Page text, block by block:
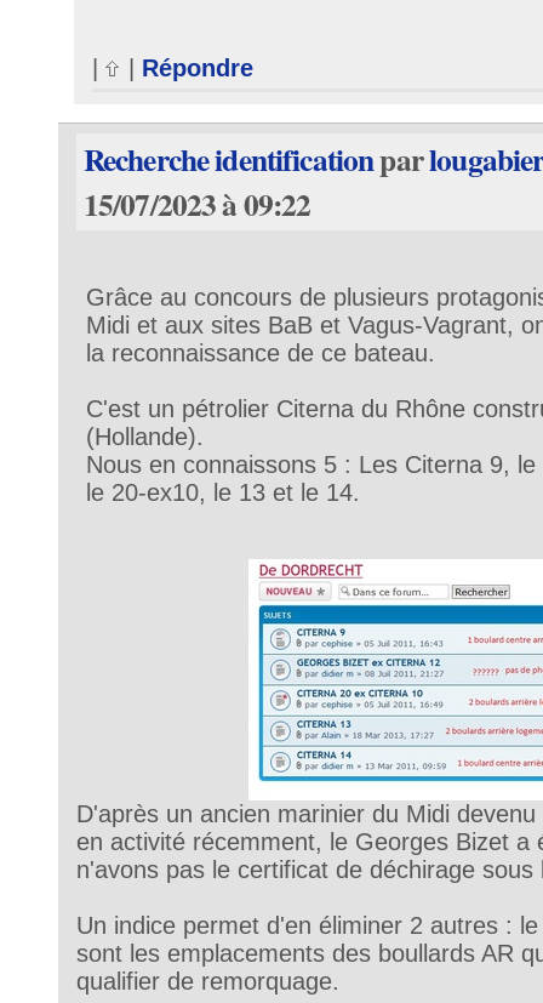
Répondre
Recherche identificationpar
15/07/2023 à 09:22
Grâce au concours de plusieurs
Midi et aux sites BaB et Vagus-Vagrant,
la reconnaissance de ce bateau.
C'est un pétrolier Citerna du Rhône
(Hollande).
Nous en connaissons 5 : Les Citerna 9,
le 20-ex10, le 13 et le 14.
D'après un ancien marinier du Midi
en activité récemment, le Georges Bizet a
n'avons pas le certificat de déchirage sous
Un indice permet d'en éliminer 2 autres :
sont les emplacements des boullards AR
qualifier de remorquage.